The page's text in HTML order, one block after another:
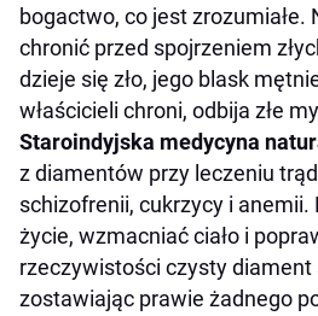
bogactwo, co jest zrozumiałe.
chronić przed spojrzeniem
dzieje się zło, jego blask
właścicieli chroni, odbija złe
Staroindyjska medycyna
z diamentów przy leczeniu
schizofrenii, cukrzycy i anemii.
życie, wzmacniać ciało i
rzeczywistości czysty diament
zostawiając prawie żadnego